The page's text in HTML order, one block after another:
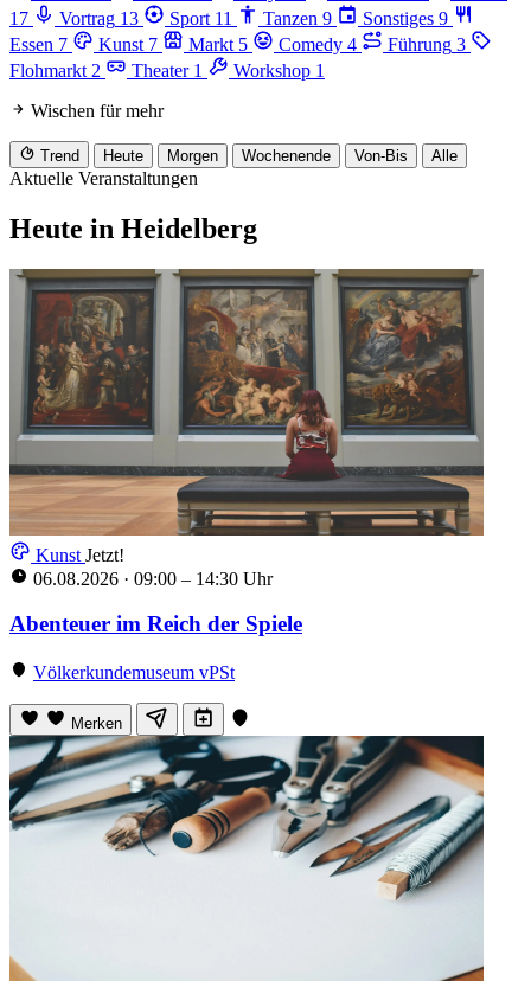
17
Vortrag 13 Sport 11 Tanzen 9 Sonstiges 9
Essen 7 Kunst 7 Markt 5 Comedy 4 Führung 3
Flohmarkt 2 Theater 1 Workshop 1
Wischen für mehr
Trend Heute Morgen Wochenende Von-Bis Alle
Aktuelle Veranstaltungen
Heute in Heidelberg
Kunst Jetzt!
06.08.2026 · 09:00 – 14:30 Uhr
Abenteuer im Reich der Spiele
Völkerkundemuseum vPSt
Merken